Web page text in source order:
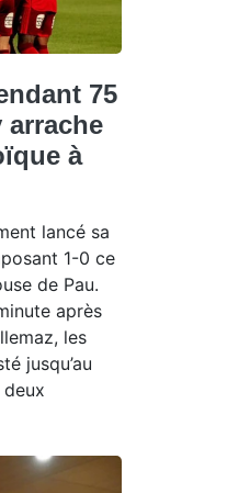
75
arrache
à
lancé sa
1-0 ce
de Pau.
après
les
jusqu’au